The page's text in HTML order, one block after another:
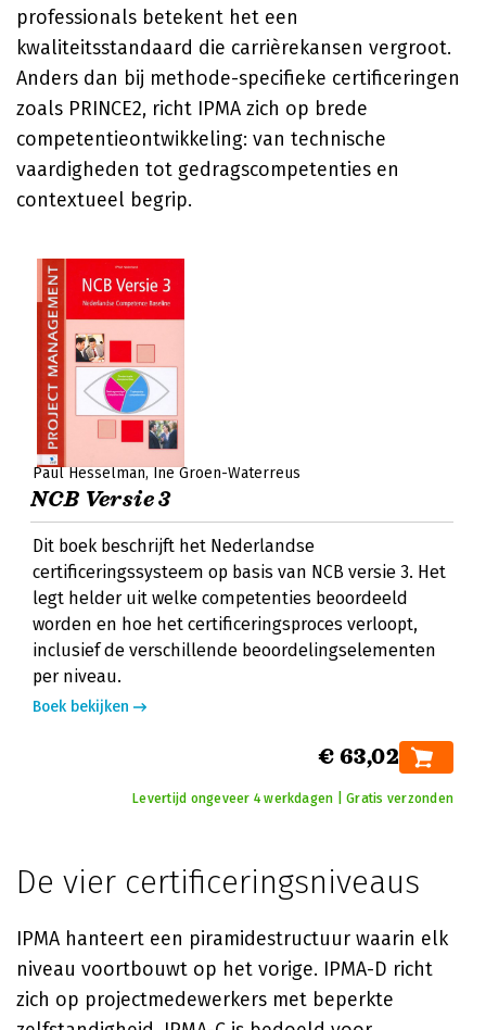
professionals betekent het een
kwaliteitsstandaard die carrièrekansen vergroot.
Anders dan bij methode-specifieke certificeringen
zoals PRINCE2, richt IPMA zich op brede
competentieontwikkeling: van technische
vaardigheden tot gedragscompetenties en
contextueel begrip.
Paul Hesselman Ine Groen-Waterreus
NCB Versie 3
Dit boek beschrijft het Nederlandse
certificeringssysteem op basis van NCB versie 3. Het
legt helder uit welke competenties beoordeeld
worden en hoe het certificeringsproces verloopt,
inclusief de verschillende beoordelingselementen
per niveau.
Boek bekijken
€ 63,02
Levertijd ongeveer 4 werkdagen | Gratis verzonden
De vier certificeringsniveaus
IPMA hanteert een piramidestructuur waarin elk
niveau voortbouwt op het vorige. IPMA-D richt
zich op projectmedewerkers met beperkte